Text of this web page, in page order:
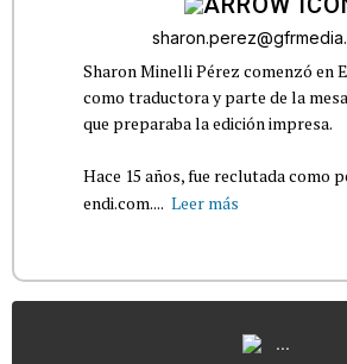
Sharon Minelli Pérez comenzó en
como traductora y parte de la
que preparaba la edición impresa.
Hace 15 años, fue reclutada como
endi.com.... Leer más
...